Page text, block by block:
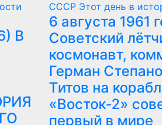
В
СССР Этот день в
6 августа 1961
Советский
космонавт,
Герман
Титов на
«Восток-2»
первый в мире